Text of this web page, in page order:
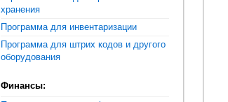
хранения
Программа для инвентаризации
Программа для штрих кодов и другого
оборудования
Финансы: